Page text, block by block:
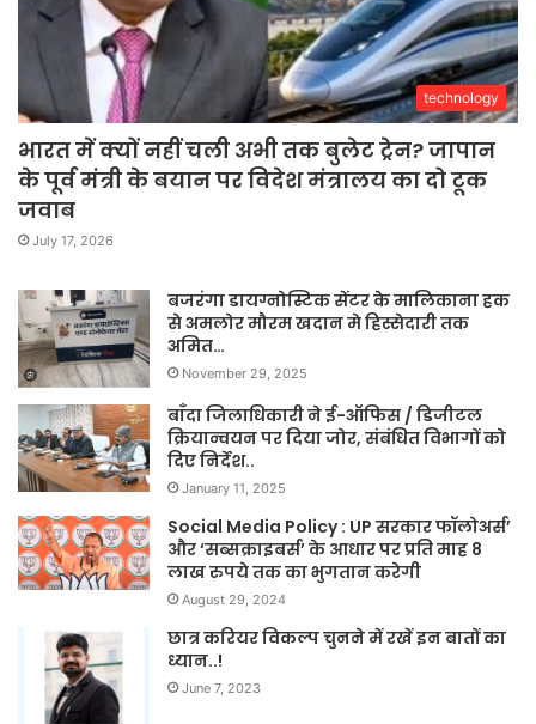
technology
भारत में क्यों नहीं चली अभी तक बुलेट ट्रेन? जापान
के पूर्व मंत्री के बयान पर विदेश मंत्रालय का दो टूक
जवाब
July 17, 2026
बजरंगा डायग्नोस्टिक सेंटर के मालिकाना हक
से अमलोर मौरम खदान मे हिस्सेदारी तक
अमित…
November 29, 2025
बाँदा जिलाधिकारी ने ई-ऑफिस / डिजीटल
क्रियान्वयन पर दिया जोर, संबंधित विभागों को
दिए निर्देश..
January 11, 2025
Social Media Policy : UP सरकार फॉलोअर्स’
और ‘सब्सक्राइबर्स’ के आधार पर प्रति माह 8
लाख रुपये तक का भुगतान करेगी
August 29, 2024
छात्र करियर विकल्प चुनने में रखें इन बातों का
ध्यान..!
June 7, 2023